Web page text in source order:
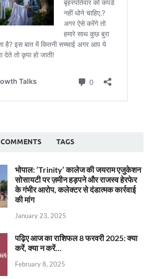
COMMENTS TAGS
भोपाल: ‘Trinity’ कालेज की जयराम एजुकेशन
सोसायटी पर ज़मीन हड़पने और राजस्व हेरफेर
के गंभीर आरोप, कलेक्टर से दंडात्मक कार्रवाई
की मांग
January 23, 2025
पढ़िए आज का राशिफल 8 फरवरी 2025: क्या
करें, क्या न करें…
February 8, 2025